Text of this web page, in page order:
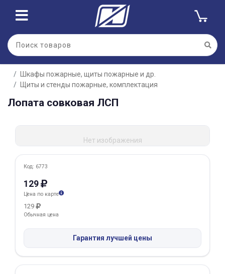
Шкафы пожарные, щиты пожарные и др.
Щиты и стенды пожарные, комплектация
Лопата совковая ЛСП
Нет изображения
Код: 6773
129
Цена по карте
129
Обычная цена
Гарантия лучшей цены
Для клиентов всех банков
Разбейте
оплатуна части
График платежей
Сегодня
25%
Добавляйте товары